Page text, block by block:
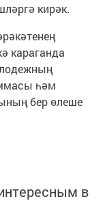
кирәк.
караганда
һәм
бер өлеше
в